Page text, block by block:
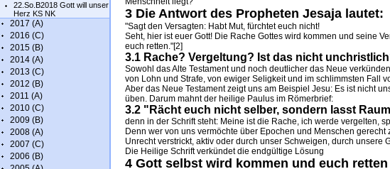
22.So.B2018 Gott will unser
Herz KS NK
2017 (A)
2016 (C)
2015 (B)
2014 (A)
2013 (C)
2012 (B)
2011 (A)
2010 (C)
2009 (B)
2008 (A)
2007 (C)
2006 (B)
3 Die Antwort des Propheten Jesaja lautet:
"Sagt den Versagten: Habt Mut, fürchtet euch nicht!
Seht, hier ist euer Gott! Die Rache Gottes wird kommen und seine
euch retten."[2]
3.1 Rache? Vergeltung? Ist das nicht
Sowohl das Alte Testament und noch deutlicher das Neue
von Lohn und Strafe, von ewiger Seligkeit und im schlimmsten Fall
Aber das Neue Testament zeigt uns am Beispiel Jesu: Es ist nicht
üben. Darum mahnt der heilige Paulus im Römerbrief:
3.2 "Rächt euch nicht selber, sondern lasst
denn in der Schrift steht: Meine ist die Rache, ich werde vergelten,
Denn wer von uns vermöchte über Epochen und Menschen
Unrecht verstrickt, aktiv oder durch unser Schweigen, durch unsere
Die Heilige Schrift verkündet die endgültige Lösung
4 Gott selbst wird kommen und euch retten